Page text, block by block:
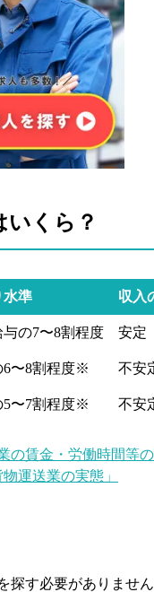
いくら？
水準 収入
の7〜8割程度 安定
6〜8割程度※ 不安
5〜7割程度※ 不安
の賃金・労働時間等の
運送業の実態」
す必要がありませ